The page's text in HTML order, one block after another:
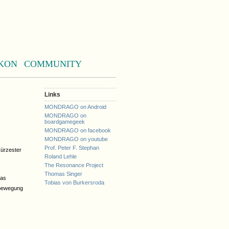
COMMUNITY
Links
MONDRAGO on Android
MONDRAGO on
boardgamegeek
MONDRAGO on facebook
MONDRAGO on youtube
Prof. Peter F. Stephan
Roland Lehle
The Resonance Project
Thomas Singer
Tobias von Burkersroda